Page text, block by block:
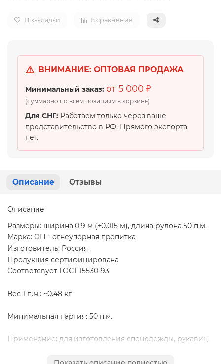
В закладки В сравнение
⚠️ ВНИМАНИЕ: ОПТОВАЯ ПРОДАЖА
Минимальный заказ: от 5 000 ₽
(суммарно по всем позициям в корзине)
Для СНГ: Работаем только через ваше
представительство в РФ. Прямого экспорта
нет.
Описание Отзывы
Описание
Размеры: ширина 0.9 м (±0.015 м), длина рулона 50 п.м.
Марка: ОП - огнеупорная пропитка
Изготовитель: Россия
Продукция сертифицирована
Соответсвует ГОСТ 15530-93
Вес 1 п.м.: ~0.48 кг
Минимальная партия: 50 п.м.
Применение: для изготовления спецодежды, рукавиц,
окалины, контакта с нагретыми поверхностями,